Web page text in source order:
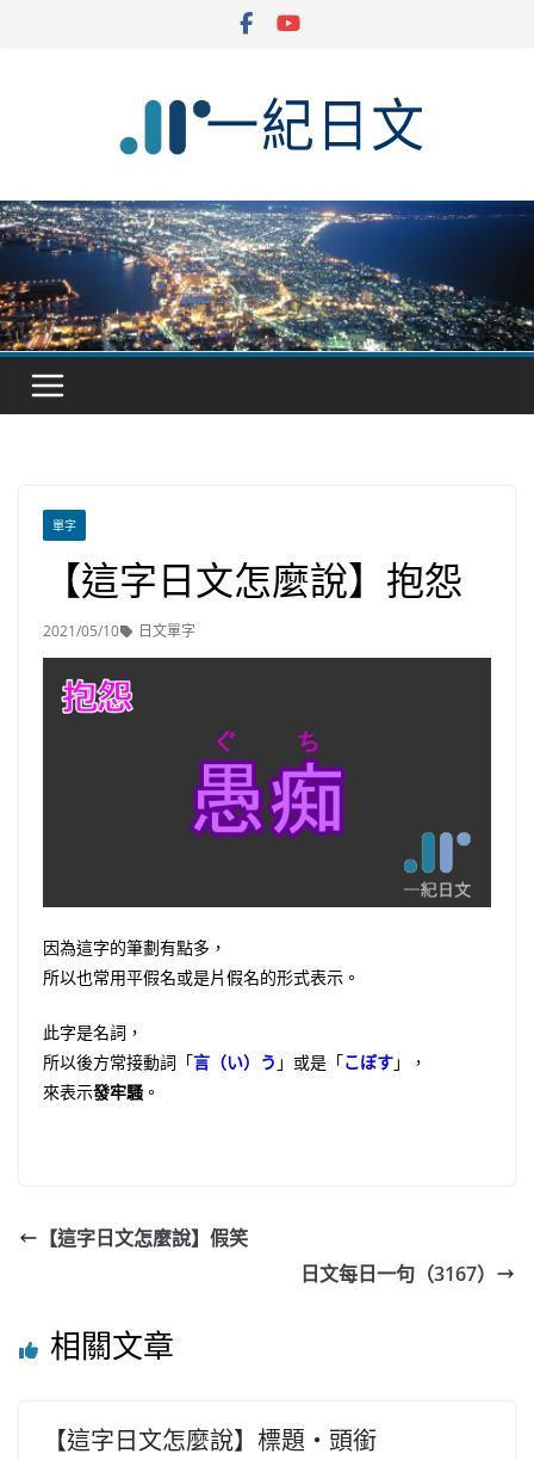
單字
【這字日文怎麼說】抱怨
2021/05/10 日文單字
因為這字的筆劃有點多，
所以也常用平假名或是片假名的形式表示。
此字是名詞，
所以後方常接動詞「言（い）う 」或是「こぼす」，
來表示發牢騷。
【這字日文怎麼說】假笑
日文每日一句（3167）
相關文章
【這字日文怎麼說】標題・頭銜